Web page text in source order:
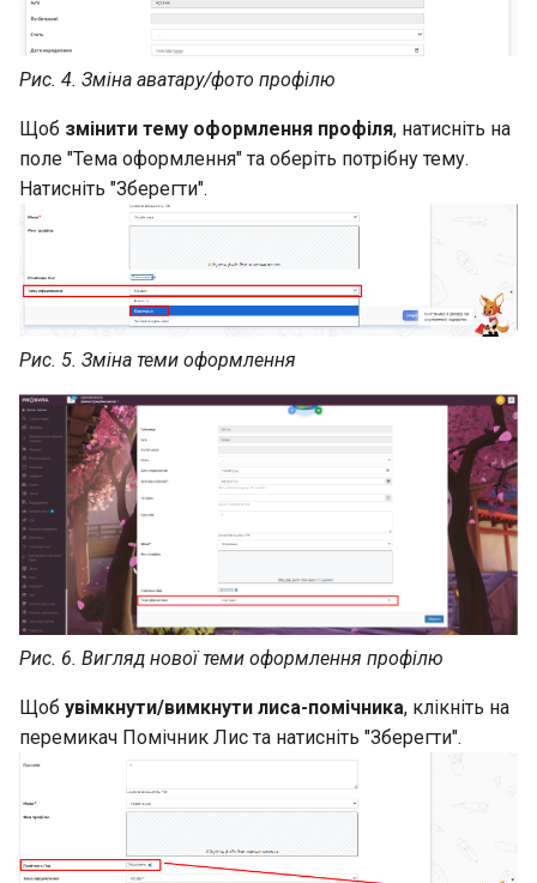
Рис. 4. Зміна аватару/фото профілю
Щоб змінити тему оформлення профіля, натисніть на
поле "Тема оформлення" та оберіть потрібну тему.
Натисніть "Зберегти".
Рис. 5. Зміна теми оформлення
Рис. 6. Вигляд нової теми оформлення профілю
Щоб увімкнути/вимкнути лиса-помічника, клікніть на
перемикач Помічник Лис та натисніть "Зберегти".